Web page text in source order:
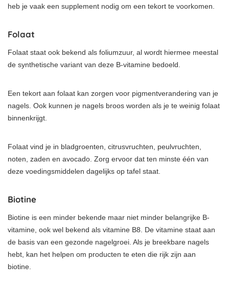
heb je vaak een supplement nodig om een tekort te voorkomen.
Folaat
Folaat staat ook bekend als foliumzuur, al wordt hiermee meestal
de synthetische variant van deze B-vitamine bedoeld.
Een tekort aan folaat kan zorgen voor pigmentverandering van je
nagels. Ook kunnen je nagels broos worden als je te weinig folaat
binnenkrijgt.
Folaat vind je in bladgroenten, citrusvruchten, peulvruchten,
noten, zaden en avocado. Zorg ervoor dat ten minste één van
deze voedingsmiddelen dagelijks op tafel staat.
Biotine
Biotine is een minder bekende maar niet minder belangrijke B-
vitamine, ook wel bekend als vitamine B8. De vitamine staat aan
de basis van een gezonde nagelgroei. Als je breekbare nagels
hebt, kan het helpen om producten te eten die rijk zijn aan
biotine.